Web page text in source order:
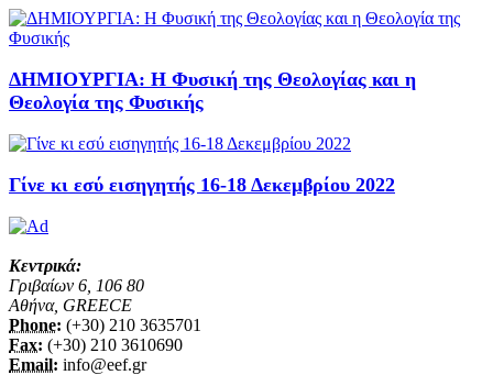
ΔΗΜΙΟΥΡΓΙΑ: Η Φυσική της Θεολογίας και η
Θεολογία της Φυσικής
Γίνε κι εσύ εισηγητής 16-18 Δεκεμβρίου 2022
Κεντρικά:
Γριβαίων 6, 106 80
Αθήνα, GREECE
Phone: (+30) 210 3635701
Fax: (+30) 210 3610690
Email: info@eef.gr